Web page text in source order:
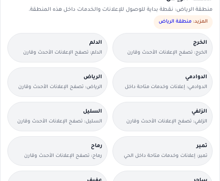
منطقة الرياض: نقطة بداية للوصول للإعلانات والخدمات داخل هذه المنطقة.
المزيد: منطقة الرياض
الخرج
الخرج: تصفح الإعلانات الأحدث وقارن
التفاصيل بسرعة.
الدلم
الدلم: تصفح الإعلانات الأحدث وقارن
التفاصيل بسرعة.
الدوادمي
الدوادمي: إعلانات وخدمات متاحة داخل
الحي مع وسائل تواصل مباشرة.
الرياض
الرياض: تصفح الإعلانات الأحدث وقارن
التفاصيل بسرعة.
الزلفي
الزلفي: تصفح الإعلانات الأحدث وقارن
التفاصيل بسرعة.
السليل
السليل: تصفح الإعلانات الأحدث وقارن
التفاصيل بسرعة.
تمير
تمير: إعلانات وخدمات متاحة داخل الحي
مع وسائل تواصل مباشرة.
رماح
رماح: تصفح الإعلانات الأحدث وقارن
التفاصيل بسرعة.